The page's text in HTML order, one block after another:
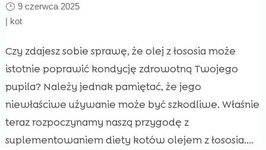
9 czerwca 2025
| kot
Czy zdajesz sobie sprawę, że olej z łososia może
istotnie poprawić kondycję zdrowotną Twojego
pupila? Należy jednak pamiętać, że jego
niewłaściwe używanie może być szkodliwe. Właśnie
teraz rozpoczynamy naszą przygodę z
suplementowaniem diety kotów olejem z łososia....